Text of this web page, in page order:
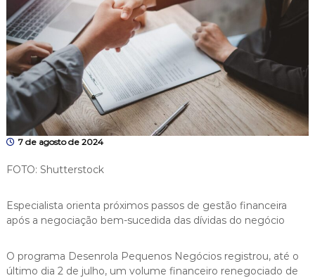
7 de agosto de 2024
FOTO: Shutterstock
Especialista orienta próximos passos de gestão financeira
após a negociação bem-sucedida das dívidas do negócio
O programa Desenrola Pequenos Negócios registrou, até o
último dia 2 de julho, um volume financeiro renegociado de